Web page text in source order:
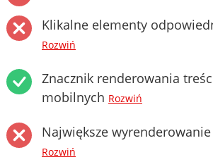
Klikalne elementy
Rozwiń
Znacznik renderowania
mobilnych Rozwiń
Największe wyrenderowanie
Rozwiń